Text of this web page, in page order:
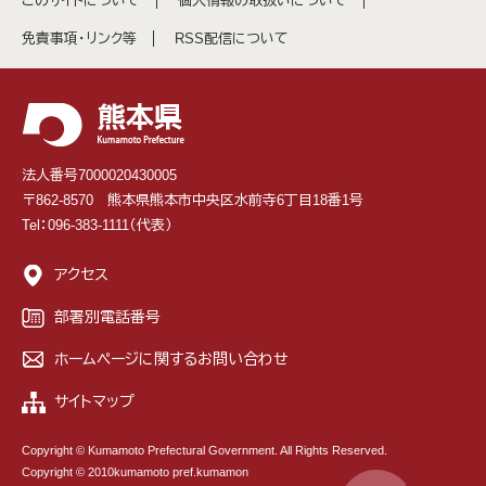
免責事項・リンク等 RSS配信について
法人番号7000020430005
〒862-8570 熊本県熊本市中央区水前寺6丁目18番1号
Tel：096-383-1111（代表）
アクセス
部署別電話番号
ホームページに関するお問い合わせ
サイトマップ
Copyright © Kumamoto Prefectural Government. All Rights Reserved.
Copyright © 2010kumamoto pref.kumamon